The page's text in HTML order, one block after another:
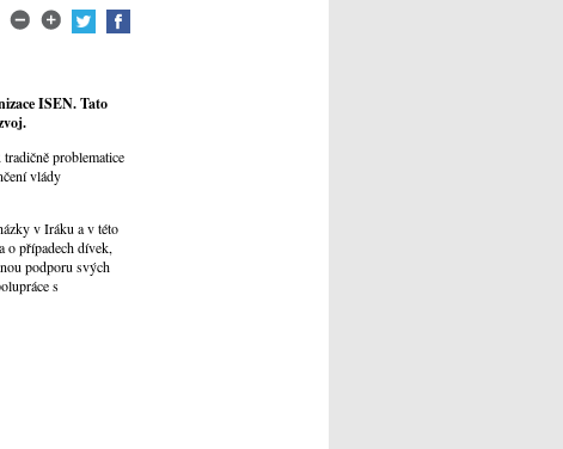
ISEN. Tato
problematice
vlády
v Iráku a v této
o případech dívek,
podporu svých
s